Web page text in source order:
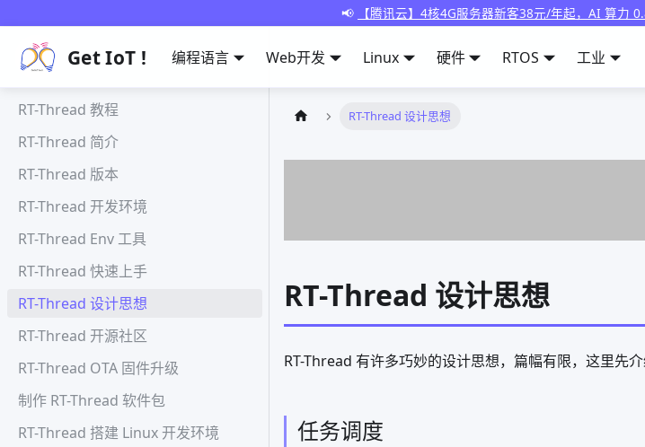
📢 【腾讯云】4核4G服务器新客38元/年起，AI 算力
Get IoT ! 编程语言 Web开发 Linux 硬件 RTOS 工业
RT-Thread 教程
RT-Thread 简介
RT-Thread 版本
RT-Thread 开发环境
RT-Thread Env 工具
RT-Thread 快速上手
RT-Thread 设计思想
RT-Thread 开源社区
RT-Thread OTA 固件升级
制作 RT-Thread 软件包
RT-Thread 搭建 Linux 开发环境
RT-Thread 设计思想
RT-Thread 设计思想
RT-Thread 有许多巧妙的设计思想，篇幅有限，这里先
任务调度